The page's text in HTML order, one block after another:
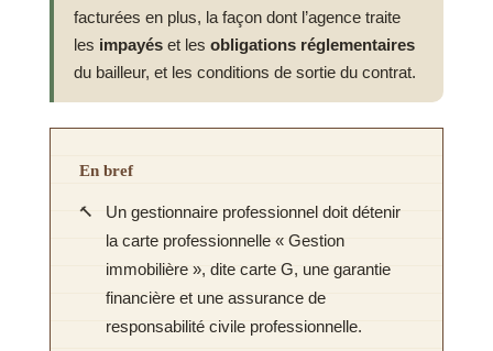
facturées en plus, la façon dont l’agence traite
les impayéset les obligations réglementaires
du bailleur, et les conditions de sortie du contrat.
En bref
Un gestionnaire professionnel doit détenir
la carte professionnelle « Gestion
immobilière », dite carte G, une garantie
financière et une assurance de
responsabilité civile professionnelle.